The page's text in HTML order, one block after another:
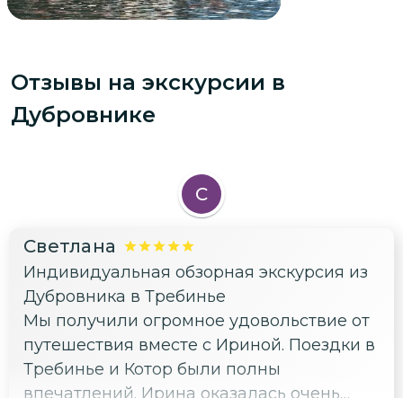
Отзывы на экскурсии в
Дубровнике
С
Светлана
Индивидуальная обзорная экскурсия из
Дубровника в Требинье
Мы получили огромное удовольствие от
путешествия вместе с Ириной. Поездки в
Требинье и Котор были полны
впечатлений. Ирина оказалась очень